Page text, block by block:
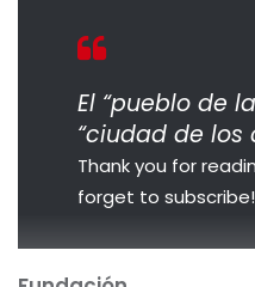
El “pueblo de
“ciudad de los
Thank you for
forget to subscribe!